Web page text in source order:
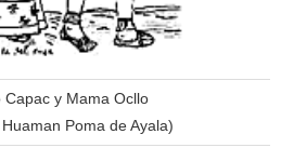
Capac y Mama Ocllo
Poma de Ayala)